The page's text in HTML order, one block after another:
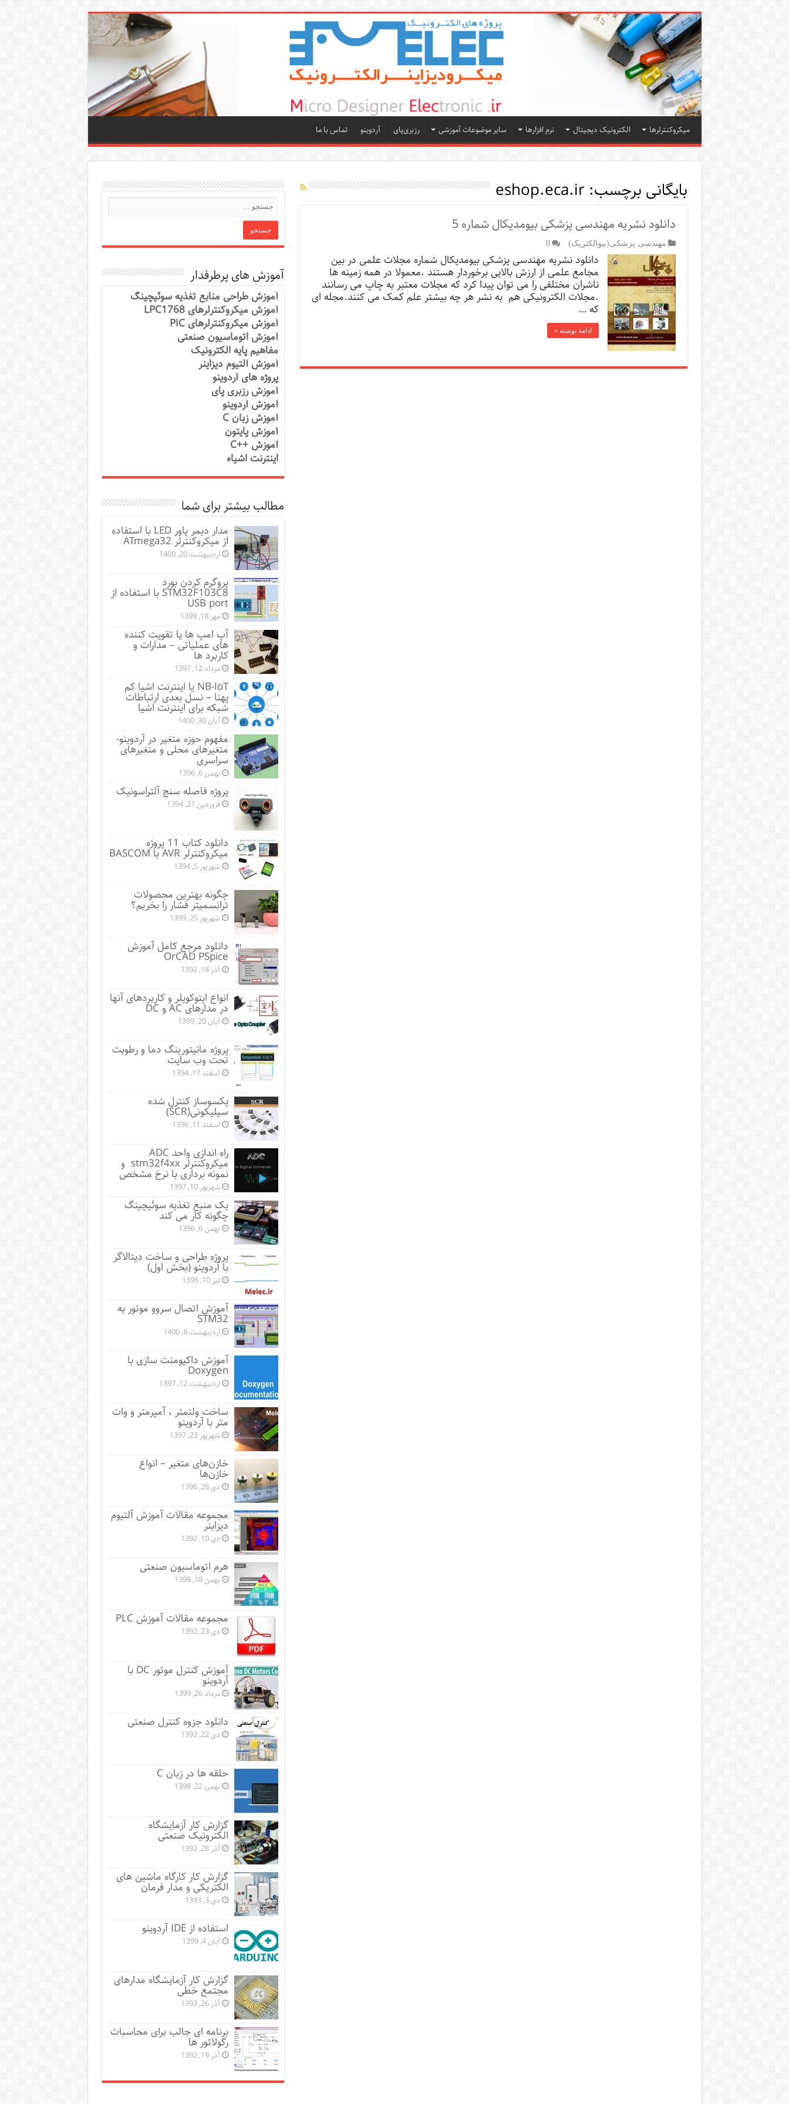
میکروکنترلرها الکترونیک دیجیتال نرم افزارها سایر موضوعات آموزشی رزبری‌پای آردوینو تماس با ما
بایگانی برچسب:eshop.eca.ir
دانلود نشریه مهندسی پزشکی بیومدیکال شماره 5
مهندسی پزشکی(بیوالکتریک) 0
دانلود نشریه مهندسی پزشکی بیومدیکال شماره مجلات علمی در بین
مجامع علمی از ارزش بالایی برخوردار هستند .معمولا در همه زمینه ها
ناشران مختلفی را می توان پیدا کرد که مجلات معتبر به چاپ می رسانند
.مجلات الکترونیکی هم به نشر هر چه بیشتر علم کمک می کنند.مجله ای
که …
ادامه نوشته »
آموزش های پرطرفدار
آموزش طراحی منابع تغذیه سوئیچینگ
آموزش میکروکنترلرهای LPC1768
آموزش میکروکنترلرهای PIC
آموزش اتوماسیون صنعتی
مفاهیم پایه الکترونیک
آموزش آلتیوم دیزاینر
پروژه های آردوینو
آموزش رزبری پای
آموزش آردوینو
آموزش زبان C
آموزش پایتون
آموزش ++C
اینترنت اشیاء
مطالب بیشتر برای شما
مدار دیمر پاور LED با استفاده
از میکروکنترلر ATmega32
اردیبهشت 20, 1400
پروگرم کردن بورد
STM32F103C8 با استفاده از
USB port
مهر 18, 1399
آپ امپ ها یا تقویت کننده
های عملیاتی – مدارات و
کاربرد ها
مرداد 12, 1397
NB-IoT یا اینترنت اشیا کم
پهنا – نسل بعدی ارتباطات
شبکه برای اینترنت اشیا
آبان 30, 1400
مفهوم حوزه متغیر در آردوینو-
متغیرهای محلی و متغیرهای
سراسری
بهمن 6, 1396
پروژه فاصله سنج آلتراسونیک
فروردین 21, 1394
دانلود کتاب 11 پروژه
میکروکنترلر AVR با BASCOM
شهریور 5, 1394
چگونه بهترین محصولات
ترانسمیتر فشار را بخریم؟
شهریور 25, 1399
دانلود مرجع کامل آموزش
OrCAD PSpice
آذر 18, 1392
انواع اپتوکوپلر و کاربردهای آنها
در مدارهای AC و DC
آبان 20, 1399
پروژه مانيتورينگ دما و رطوبت
تحت وب سایت
اسفند 17, 1394
یکسوساز کنترل شده
سیلیکونی(SCR)
اسفند 11, 1396
راه اندازی واحد ADC
میکروکنترلر stm32f4xx و
نمونه برداری با نرخ مشخص
شهریور 10, 1397
یک منبع تغذیه سوئیچینگ
چگونه کار می کند
بهمن 6, 1396
پروژه طراحی و ساخت دیتالاگر
با آردوینو (بخش اول)
تیر 10, 1396
آموزش اتصال سروو موتور به
STM32
اردیبهشت 8, 1400
آموزش داکیومنت سازی با
Doxygen
اردیبهشت 12, 1397
ساخت ولتمتر ، آمپرمتر و وات
متر با آردوینو
شهریور 23, 1397
خازن‌های متغیر – انواع
خازن‌ها
دی 28, 1396
مجموعه مقالات آموزش آلتیوم
دیزاینر
دی 10, 1392
هرم اتوماسیون صنعتی
بهمن 18, 1398
مجموعه مقالات آموزش PLC
دی 23, 1392
آموزش کنترل موتور DC با
آردوینو
مرداد 26, 1399
دانلود جزوه کنترل صنعتی
دی 22, 1392
حلقه ها در زبان C
بهمن 22, 1398
گزارش کار آزمایشگاه
الکترونیک صنعتی
آذر 28, 1392
گزارش کار کارگاه ماشین های
الکتریکی و مدار فرمان
دی 3, 1393
استفاده از IDE آردوینو
آبان 4, 1399
گزارش کار آزمایشگاه مدارهای
مجتمع خطی
آذر 26, 1393
برنامه ای جالب برای محاسبات
رگولاتور ها
آذر 19, 1392